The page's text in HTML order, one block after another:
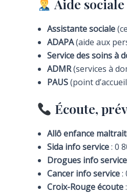
Aide
Assistante sociale
ADAPA(aide aux
Service des soins à
ADMR(services à
PAUS(point
Écoute,
Allô enfance
Sida info service: 0
Drogues info service
Cancer info service:
Croix-Rouge écoute